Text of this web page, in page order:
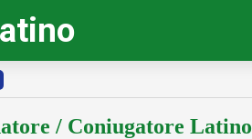
/ Coniugatore Latino